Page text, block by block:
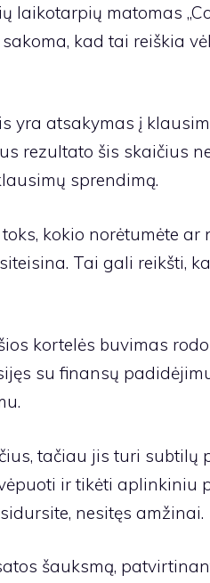
matomas
kad tai reiškia
yra atsakymas į
rezultato šis skaičius
sprendimą.
kokio norėtumėte ar
Tai gali reikšti,
kortelės buvimas
su finansų
tačiau jis turi subtilų
ir tikėti aplinkiniu
nesitęs amžinai.
šauksmą,